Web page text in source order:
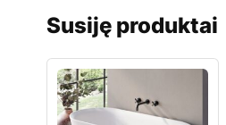
Susiję produktai